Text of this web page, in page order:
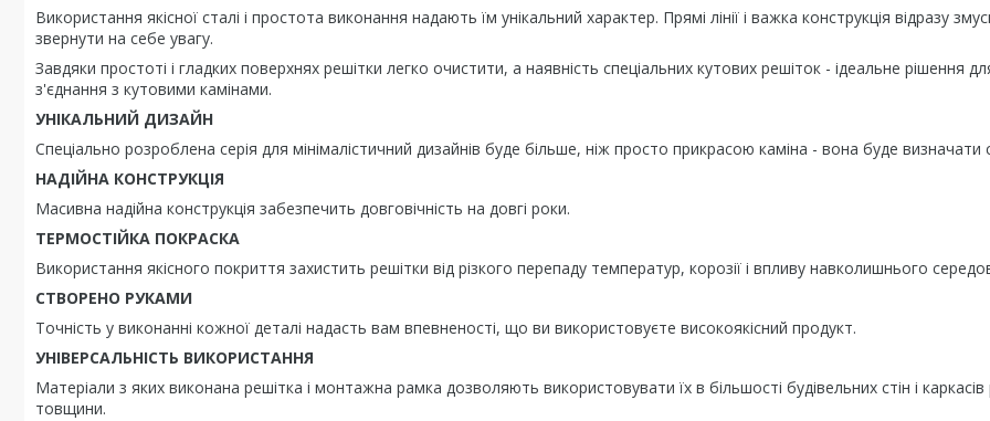
Використання якісної сталі і простота виконання надають їм унікальний характер. Прямі лінії і важка конструкція відразу
звернути на себе увагу.
Завдяки простоті і гладких поверхнях решітки легко очистити, а наявність спеціальних кутових решіток - ідеальне рішення
з'єднання з кутовими камінами.
УНІКАЛЬНИЙ ДИЗАЙН
Спеціально розроблена серія для мінімалістичний дизайнів буде більше, ніж просто прикрасою каміна - вона буде визначати
НАДІЙНА КОНСТРУКЦІЯ
Масивна надійна конструкція забезпечить довговічність на довгі роки.
ТЕРМОСТІЙКА ПОКРАСКА
Використання якісного покриття захистить решітки від різкого перепаду температур, корозії і впливу навколишнього
СТВОРЕНО РУКАМИ
Точність у виконанні кожної деталі надасть вам впевненості, що ви використовуєте високоякісний продукт.
УНІВЕРСАЛЬНІСТЬ ВИКОРИСТАННЯ
Матеріали з яких виконана решітка і монтажна рамка дозволяють використовувати їх в більшості будівельних стін і каркасів
товщини.